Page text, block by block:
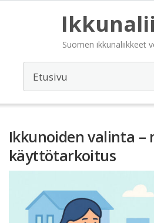
Suomen ikkunaliikkeet
Ikkunoiden valinta –
käyttötarkoitus